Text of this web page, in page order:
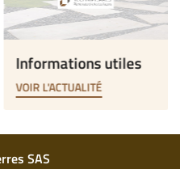
Informations utiles
VOIR L'ACTUALITÉ
SAS